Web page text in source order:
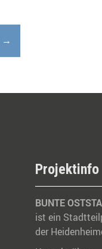
→
Projektinfo
BUNTE
ist ein
der